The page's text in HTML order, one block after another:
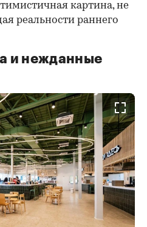
картина, не
реальности раннего
и нежданные